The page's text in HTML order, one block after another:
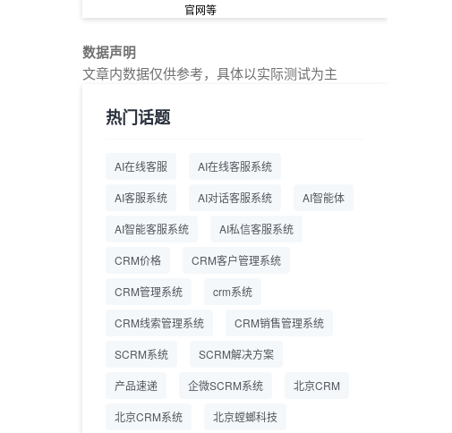
官网等
素质教育定制，获客+服务
前全流程
一站式SCRM系统企微解决
方案 打通私域营销全流程
2026.7.14
商用SCRM系统企微工具
业微信 私域用户精细化管
螂教育CRM助力教培机构
数据声明
文章内数据仅供参考，具体以实际测试为主
热门话题
AI在线客服 AI在线客服系统
AI客服系统 AI对话客服系统 AI智能体
AI智能客服系统 AI私信客服系统
CRM价格 CRM客户管理系统
CRM管理系统 crm系统
CRM线索管理系统 CRM销售管理系统
SCRM系统 SCRM解决方案
产品速递 企微SCRM系统 北京CRM
北京CRM系统 北京螳螂科技